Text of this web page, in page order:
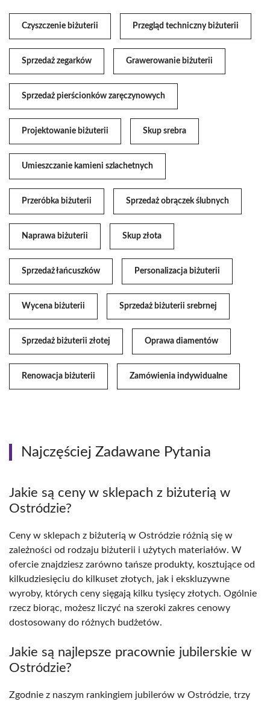
Czyszczenie biżuterii Przegląd techniczny biżuterii
Sprzedaż zegarków Grawerowanie biżuterii
Sprzedaż pierścionków zaręczynowych
Projektowanie biżuterii Skup srebra
Umieszczanie kamieni szlachetnych
Przeróbka biżuterii Sprzedaż obrączek ślubnych
Naprawa biżuterii Skup złota
Sprzedaż łańcuszków Personalizacja biżuterii
Wycena biżuterii Sprzedaż biżuterii srebrnej
Sprzedaż biżuterii złotej Oprawa diamentów
Renowacja biżuterii Zamówienia indywidualne
Najczęściej Zadawane Pytania
Jakie są ceny w sklepach z biżuterią w
Ostródzie?
Ceny w sklepach z biżuterią w Ostródzie różnią się w
zależności od rodzaju biżuterii i użytych materiałów. W
ofercie znajdziesz zarówno tańsze produkty, kosztujące od
kilkudziesięciu do kilkuset złotych, jak i ekskluzywne
wyroby, których ceny sięgają kilku tysięcy złotych. Ogólnie
rzecz biorąc, możesz liczyć na szeroki zakres cenowy
dostosowany do różnych budżetów.
Jakie są najlepsze pracownie jubilerskie w
Ostródzie?
Zgodnie z naszym rankingiem jubilerów w Ostródzie, trzy